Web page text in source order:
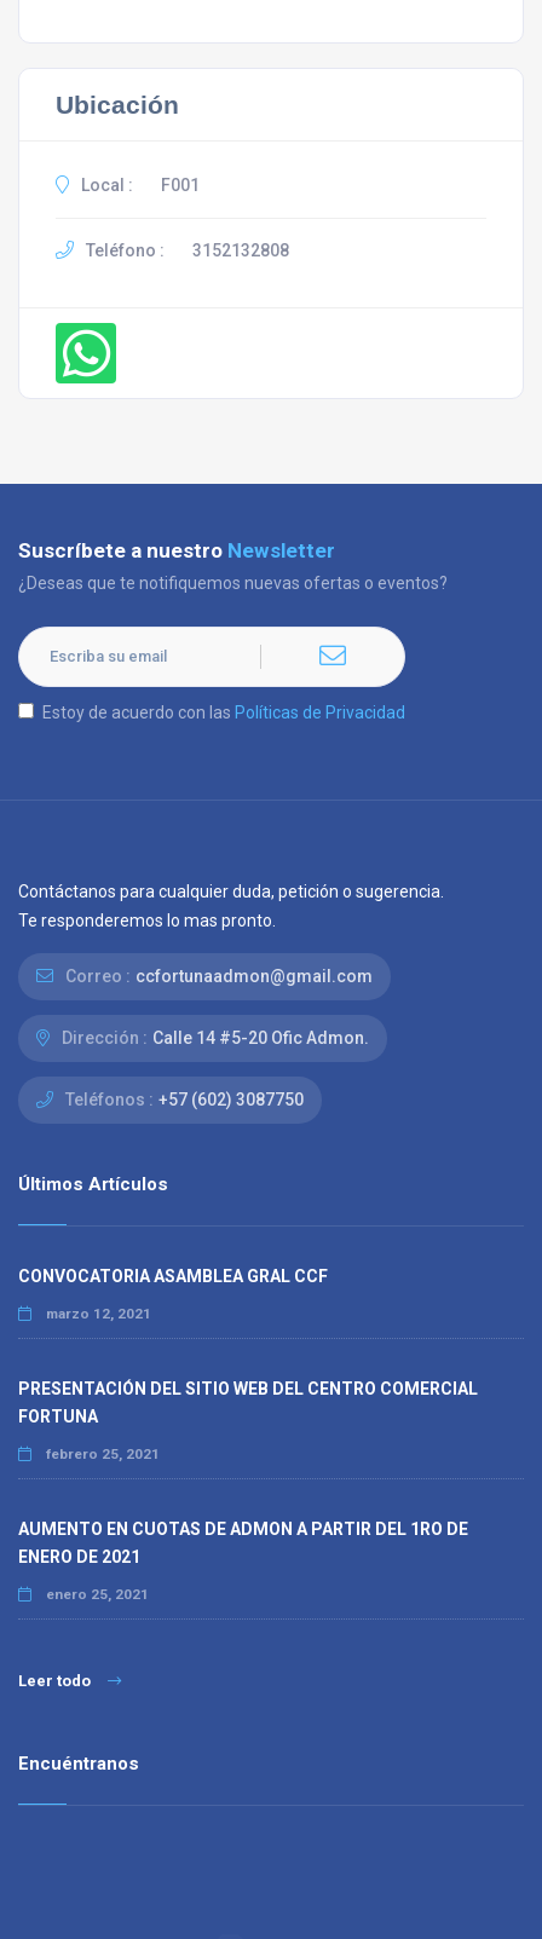
Ubicación
Local : F001
Teléfono : 3152132808
Suscríbete a nuestro Newsletter
¿Deseas que te notifiquemos nuevas ofertas o eventos?
Estoy de acuerdo con las Políticas de Privacidad
Contáctanos para cualquier duda, petición o sugerencia.
Te responderemos lo mas pronto.
Correo : ccfortunaadmon@gmail.com
Dirección : Calle 14 #5-20 Ofic Admon.
Teléfonos : +57 (602) 3087750
Últimos Artículos
CONVOCATORIA ASAMBLEA GRAL CCF
marzo 12, 2021
PRESENTACIÓN DEL SITIO WEB DEL CENTRO COMERCIAL
FORTUNA
febrero 25, 2021
AUMENTO EN CUOTAS DE ADMON A PARTIR DEL 1RO DE
ENERO DE 2021
enero 25, 2021
Leer todo
Encuéntranos